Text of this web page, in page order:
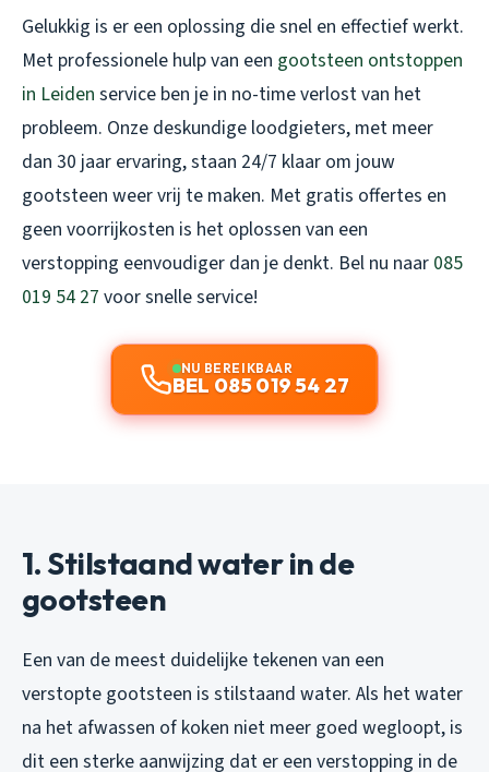
Gelukkig is er een oplossing die snel en effectief werkt.
Met professionele hulp van een gootsteen ontstoppen
in Leiden service ben je in no-time verlost van het
probleem. Onze deskundige loodgieters, met meer
dan 30 jaar ervaring, staan 24/7 klaar om jouw
gootsteen weer vrij te maken. Met gratis offertes en
geen voorrijkosten is het oplossen van een
verstopping eenvoudiger dan je denkt. Bel nu naar 085
019 54 27 voor snelle service!
NU BEREIKBAAR
BEL 085 019 54 27
1. Stilstaand water in de
gootsteen
Een van de meest duidelijke tekenen van een
verstopte gootsteen is stilstaand water. Als het water
na het afwassen of koken niet meer goed wegloopt, is
dit een sterke aanwijzing dat er een verstopping in de